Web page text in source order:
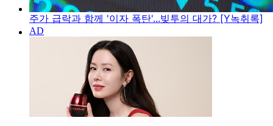
주가 급락과 함께 '이자 폭탄'...빚투의 대가? [Y녹취록]